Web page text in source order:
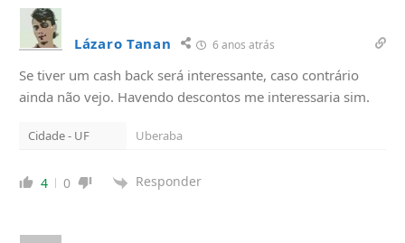
Lázaro Tanan 6 anos atrás
Se tiver um cash back será interessante, caso contrário
ainda não vejo. Havendo descontos me interessaria sim.
Cidade - UF Uberaba
4 0 Responder